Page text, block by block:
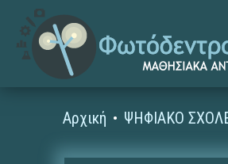
Αρχική